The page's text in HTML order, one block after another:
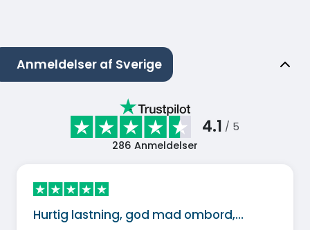
Anmeldelser af Sverige
4.1 / 5
286 Anmeldelser
Hurtig lastning, god mad ombord,…